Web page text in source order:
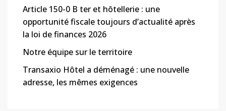
Article 150-0 B ter et hôtellerie : une
opportunité fiscale toujours d’actualité après
la loi de finances 2026
Notre équipe sur le territoire
Transaxio Hôtel a déménagé : une nouvelle
adresse, les mêmes exigences